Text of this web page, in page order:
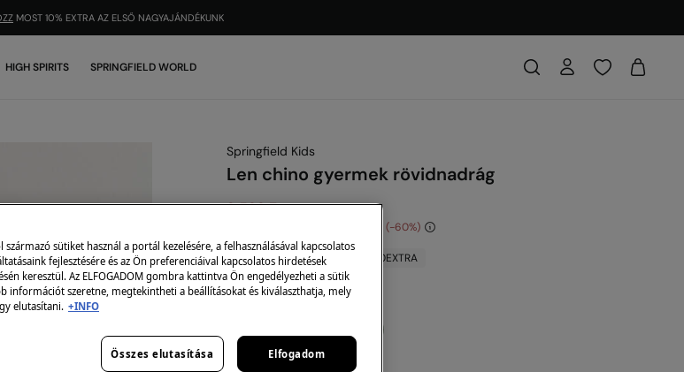
MOST 10% EXTRA AZ ELSŐ NAGYAJÁNDÉKUNK
HIGH SPIRITS SPRINGFIELD WORLD
Springfield Kids
Len chino gyermek rövidnadrág
3,599 Ft
60
2 X 10000 FT -10% | KOD: 10EXTRA
szín:fehér
sütiket használ a portál kezelésére, a felhasználásával kapcsolatos
fejlesztésére és az Ön preferenciáival kapcsolatos hirdetések
keresztül. Az ELFOGADOM gombra kattintva Ön engedélyezheti a sütik
információt szeretne, megtekintheti a beállításokat és kiválaszthatja, mely
elutasítani. +INFO
Összes elutasítása Elfogadom